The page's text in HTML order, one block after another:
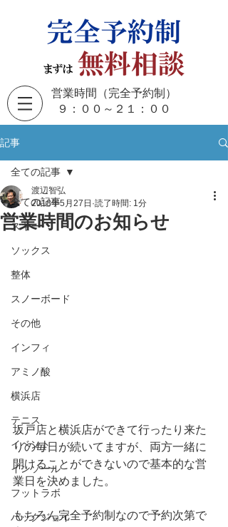
営業時間（完全予約制）
​９：００～２１：００
記事
全ての記事
スキー
ソックス
整体
スノーボード
その他
インフィ
アミノ酸
横浜店
テニス
イベント
インソール
フットラボ
バックジョイ
全ての記事
営業時間のお知らせ
渡辺智弘
2018年5月27日 読了時間: 1分
坂戸店と横浜店ができて行ったり来た
りの毎日が続いてますが、両方一緒に
開けることができないので基本的な営
業日を決めました。
もちろん完全予約制なので予約次第で